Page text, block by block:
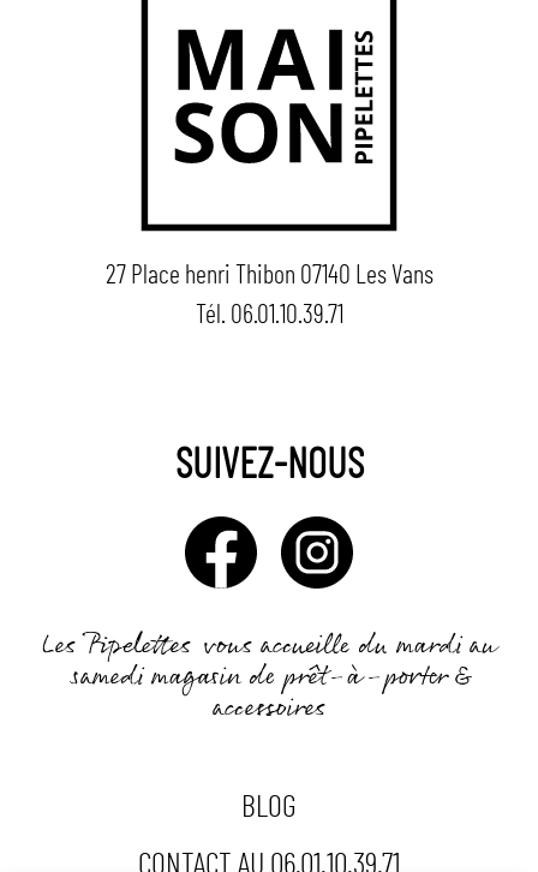
27 Place henri Thibon 07140 Les Vans
Tél. 06.01.10.39.71
SUIVEZ-NOUS
Les Pipelettes vous accueille du mardi au
samedi magasin de prêt-à-porter &
accessoires
BLOG
CONTACT AU 06.01.10.39.71